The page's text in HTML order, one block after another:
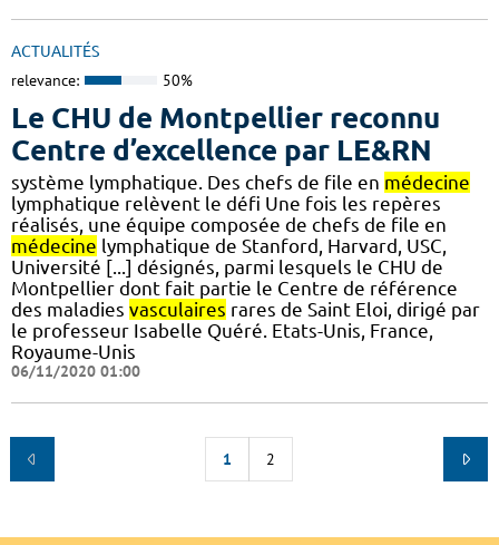
ACTUALITÉS
relevance: 50%
Le CHU de Montpellier reconnu
Centre d’excellence par LE&RN
système lymphatique. Des chefs de file en médecine
lymphatique relèvent le défi Une fois les repères
réalisés, une équipe composée de chefs de file en
médecine lymphatique de Stanford, Harvard, USC,
Université [...] désignés, parmi lesquels le CHU de
Montpellier dont fait partie le Centre de référence
des maladies vasculaires rares de Saint Eloi, dirigé par
le professeur Isabelle Quéré. Etats-Unis, France,
Royaume-Unis
06/11/2020 01:00
1 2